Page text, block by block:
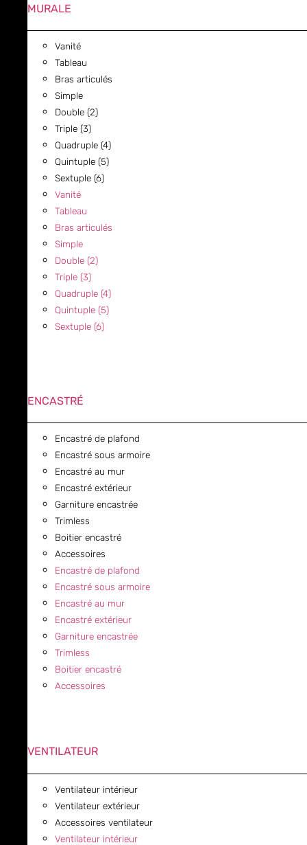
MURALE
Vanité
Tableau
Bras articulés
Simple
Double (2)
Triple (3)
Quadruple (4)
Quintuple (5)
Sextuple (6)
Vanité
Tableau
Bras articulés
Simple
Double (2)
Triple (3)
Quadruple (4)
Quintuple (5)
Sextuple (6)
ENCASTRÉ
Encastré de plafond
Encastré sous armoire
Encastré au mur
Encastré extérieur
Garniture encastrée
Trimless
Boitier encastré
Accessoires
Encastré de plafond
Encastré sous armoire
Encastré au mur
Encastré extérieur
Garniture encastrée
Trimless
Boitier encastré
Accessoires
VENTILATEUR
Ventilateur intérieur
Ventilateur extérieur
Accessoires ventilateur
Ventilateur intérieur